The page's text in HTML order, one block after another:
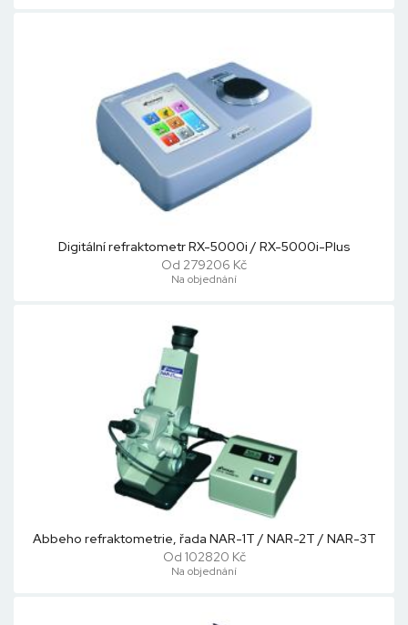
Digitální refraktometr RX-5000i / RX-5000i-Plus
Od 279206 Kč
Na objednání
Abbeho refraktometrie, řada NAR-1T / NAR-2T / NAR-3T
Od 102820 Kč
Na objednání